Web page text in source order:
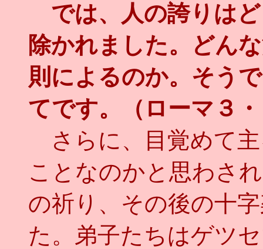
では、人の誇りは
除かれました。どん
則によるのか。そう
てです。（ローマ３
さらに、目覚めて
ことなのかと思わさ
の祈り、その後の十
た。弟子たちはゲツ